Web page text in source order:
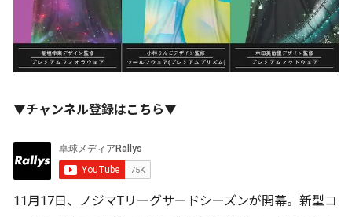
▼チャンネル登録はこちら▼
11月17日、ノジマTリーグサードシーズンが開幕。新型コ